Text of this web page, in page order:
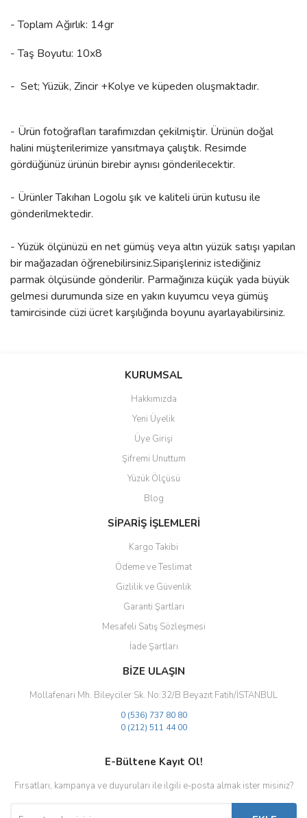
- Toplam Ağırlık: 14gr
- Taş Boyutu: 10x8
- Set; Yüzük, Zincir +Kolye ve küpeden oluşmaktadır.
- Ürün fotoğrafları tarafımızdan çekilmiştir. Ürünün doğal
halini müşterilerimize yansıtmaya çalıştık. Resimde
gördüğünüz ürünün birebir aynısı gönderilecektir.
- Ürünler Takıhan Logolu şık ve kaliteli ürün kutusu ile
gönderilmektedir.
- Yüzük ölçünüzü en net gümüş veya altın yüzük satışı yapılan
bir mağazadan öğrenebilirsiniz.Siparişleriniz istediğiniz
parmak ölçüsünde gönderilir. Parmağınıza küçük yada büyük
gelmesi durumunda size en yakın kuyumcu veya gümüş
tamircisinde cüzi ücret karşılığında boyunu ayarlayabilirsiniz.
Bu ürüne ilk yorumu siz yapın!
Yorum Yaz
Ürün resmi kalitesiz, bozuk veya görüntülenemiyor.
Ürün açıklamasında eksik bilgiler bulunuyor.
Ürün bilgilerinde hatalar bulunuyor.
Ürün fiyatı diğer sitelerden daha pahalı.
Bu ürüne benzer farklı alternatifler olmalı.
Gönder
KURUMSAL
Hakkımızda
Yeni Üyelik
Üye Girişi
Şifremi Unuttum
Yüzük Ölçüsü
Blog
SİPARİŞ İŞLEMLERİ
Kargo Takibi
Ödeme ve Teslimat
Gizlilik ve Güvenlik
Garanti Şartları
Mesafeli Satış Sözleşmesi
İade Şartları
BİZE ULAŞIN
Mollafenari Mh. Bileyciler Sk. No:32/B Beyazıt Fatih/İSTANBUL
0 (536) 737 80 80
0 (212) 511 44 00
E-Bültene Kayıt Ol!
Fırsatları, kampanya ve duyuruları ile ilgili e-posta almak ister misiniz?